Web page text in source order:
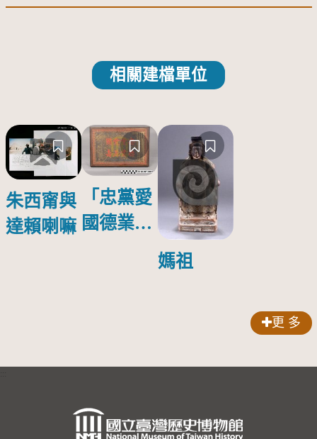
相關建檔單位
朱西甯與
達賴喇嘛
「忠黨愛
國德業並
媽祖
更 多